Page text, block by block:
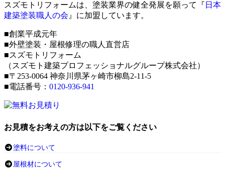
スズモトリフォームは、塗装業界の健全発展を願って『 日本
建築塗装職人の会 』に加盟しています。
■創業平成元年
■外壁塗装・屋根修理の職人直営店
■スズモトリフォーム
（スズモト建築プロフェッショナルグループ株式会社）
■〒253-0064 神奈川県茅ヶ崎市柳島2-11-5
■電話番号： 0120-936-941
お見積をお考えの方は以下をご覧ください
塗料について
屋根材について